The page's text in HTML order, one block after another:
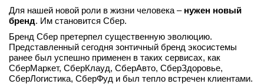
Для нашей новой роли в жизни человека – нужен новый
бренд. Им становится Сбер.
Бренд Сбер претерпел существенную эволюцию.
Представленный сегодня зонтичный бренд экосистемы
ранее был успешно применен в таких сервисах, как
СберМаркет, СберКлауд, СберАвто, СберЗдоровье,
СберЛогистика, СберФуд и был тепло встречен клиентами.